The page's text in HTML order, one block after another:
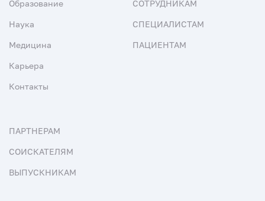
Образование
Наука
Медицина
Карьера
Контакты
СОТРУДНИКАМ
СПЕЦИАЛИСТАМ
ПАЦИЕНТАМ
ПАРТНЕРАМ
СОИСКАТЕЛЯМ
ВЫПУСКНИКАМ